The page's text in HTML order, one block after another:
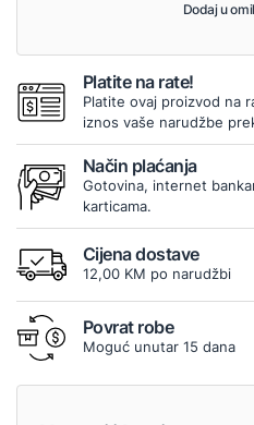
Dodaj u
Platite na rate!
Platite ovaj proizvod na
iznos vaše narudžbe
Način plaćanja
Gotovina, internet
karticama.
Cijena dostave
12,00 KM po narudžbi
Povrat robe
Moguć unutar 15 dana